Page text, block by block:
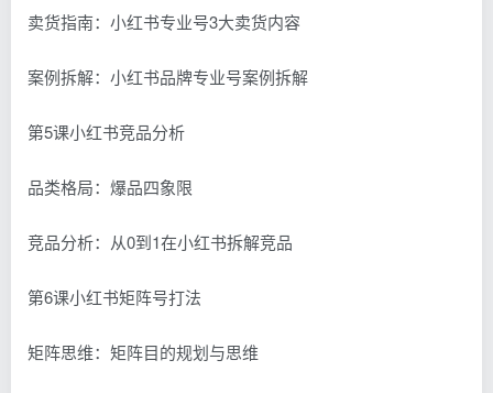
卖货指南：小红书专业号3大卖货内容
案例拆解：小红书品牌专业号案例拆解
第5课小红书竞品分析
品类格局：爆品四象限
竞品分析：从0到1在小红书拆解竞品
第6课小红书矩阵号打法
矩阵思维：矩阵目的规划与思维